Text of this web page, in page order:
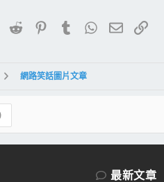
LinkedIn
RedditPinterestTumblrWhatsApp
電子郵件
連結
網路笑話圖片文章
最新文章